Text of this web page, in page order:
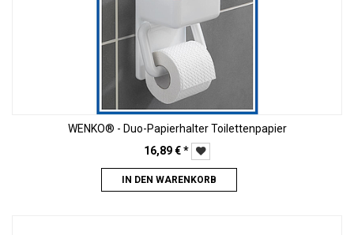
WENKO® - Duo-Papierhalter Toilettenpapier
16,89€*
IN DEN WARENKORB